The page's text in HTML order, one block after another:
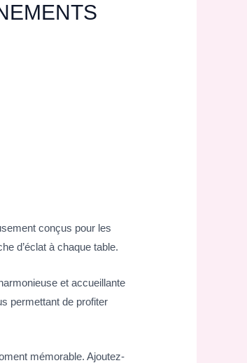
conçus pour les
d’éclat à chaque table.
et accueillante
permettant de profiter
mémorable. Ajoutez-